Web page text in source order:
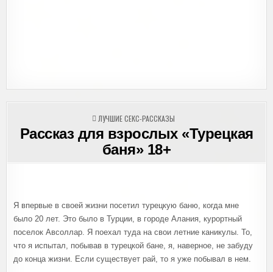
ОПУБЛИКОВАНО
В
ЛУЧШИЕ СЕКС-РАССКАЗЫ
Рассказ для взрослых «Турецкая
баня» 18+
Я впервые в своей жизни посетил турецкую баню, когда мне
было 20 лет. Это было в Турции, в городе Алания, курортный
поселок Авсоллар. Я поехал туда на свои летние каникулы. То,
что я испытал, побывав в турецкой бане, я, наверное, не забуду
до конца жизни. Если существует рай, то я уже побывал в нем.